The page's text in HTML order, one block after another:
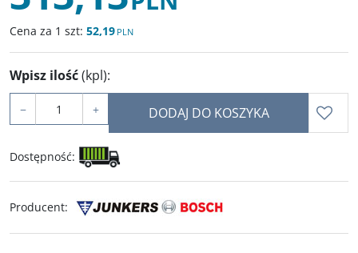
Cena za 1 szt: 52,19 PLN
Wpisz ilość(kpl):
− + DODAJ DO KOSZYKA
Dostępność:
Producent: